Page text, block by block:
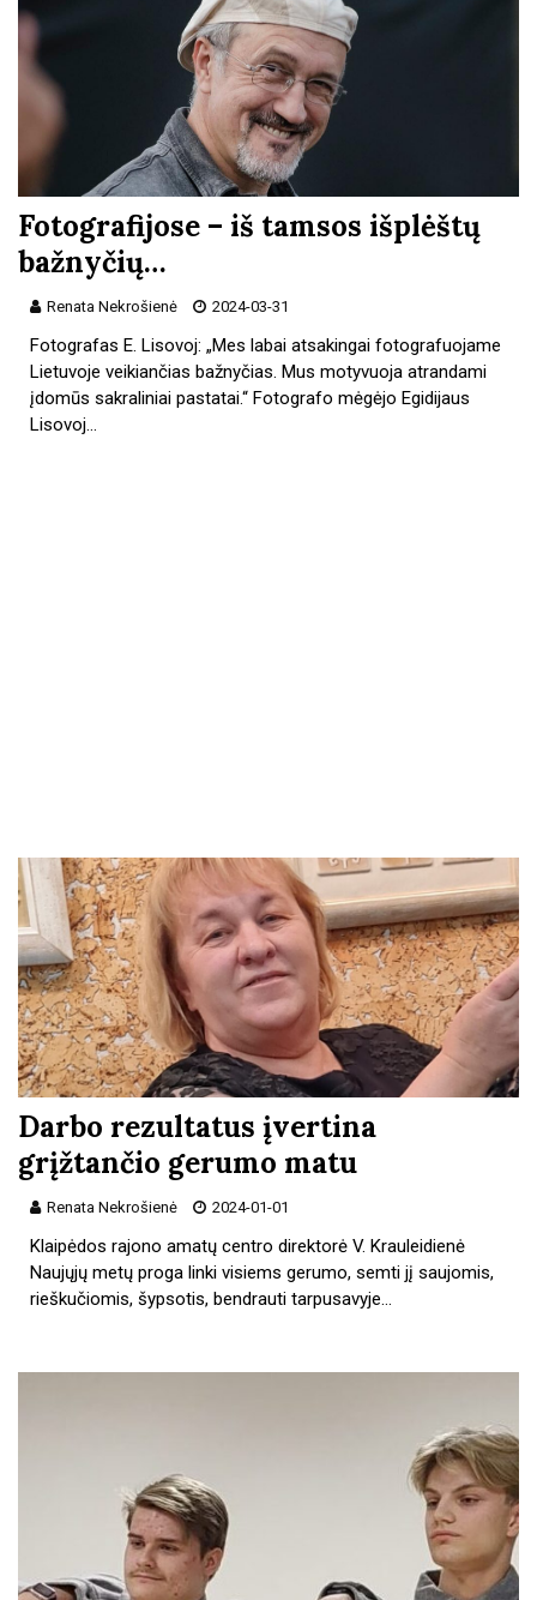
Fotografijose – iš tamsos išplėštų
bažnyčių…
Renata Nekrošienė 2024-03-31
Fotografas E. Lisovoj: „Mes labai atsakingai fotografuojame
Lietuvoje veikiančias bažnyčias. Mus motyvuoja atrandami
įdomūs sakraliniai pastatai.“ Fotografo mėgėjo Egidijaus
Lisovoj…
Darbo rezultatus įvertina
grįžtančio gerumo matu
Renata Nekrošienė 2024-01-01
Klaipėdos rajono amatų centro direktorė V. Krauleidienė
Naujųjų metų proga linki visiems gerumo, semti jį saujomis,
rieškučiomis, šypsotis, bendrauti tarpusavyje…